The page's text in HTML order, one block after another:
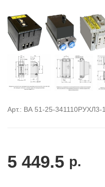
Арт.: ВА 51-25-341110РУХЛ3-
5 449.5 р.